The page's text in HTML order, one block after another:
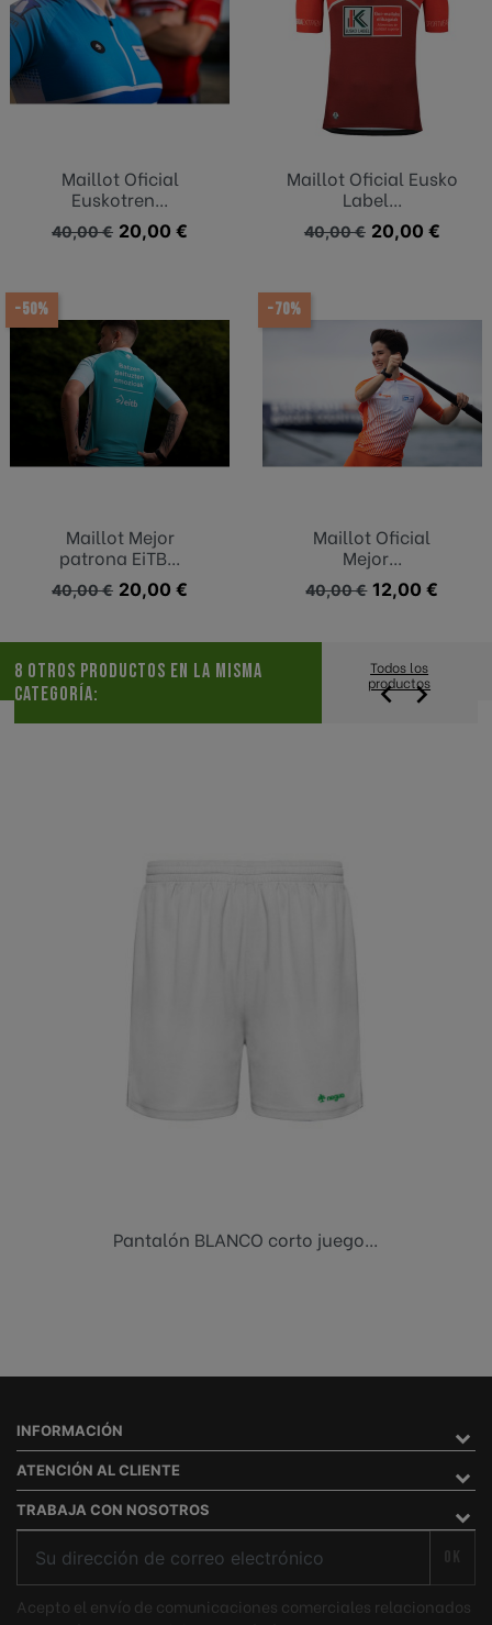
Maillot Oficial
Euskotren...
Precio base
40,00 € Precio
20,00 €
Maillot Oficial Eusko
Label...
Precio base
40,00 € Precio
20,00 €
Maillot Mejor
patrona EiTB...
Precio base
40,00 € Precio
20,00 €
-50%
Maillot Oficial
Mejor...
Precio base
40,00 € Precio
12,00 €
-70%
8 OTROS PRODUCTOS EN LA MISMA
CATEGORÍA:
Todos los
productos

Pantalón BLANCO corto juego...

INFORMACIÓN
ATENCIÓN AL CLIENTE
TRABAJA CON NOSOTROS
Acepto el envío de comunicaciones comerciales relacionados